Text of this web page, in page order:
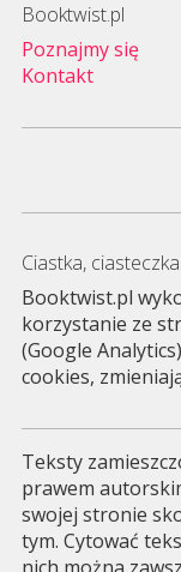
Booktwist.pl
Poznajmy się
Kontakt
Ciastka, ciasteczka
Booktwist.pl
korzystanie ze
(Google
cookies,
Teksty
prawem
swojej stronie
tym. Cytować